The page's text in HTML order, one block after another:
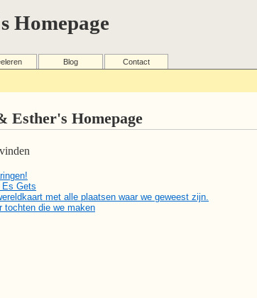
Homepage
Blog Contact
Esther's Homepage
Gets
met alle plaatsen waar we geweest zijn.
tochten die we maken